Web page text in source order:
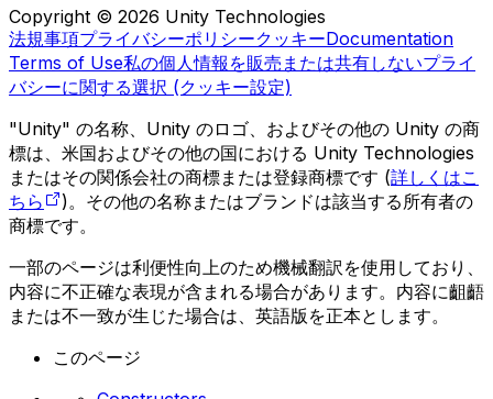
Copyright © 2026 Unity Technologies
法規事項プライバシーポリシークッキーDocumentation
Terms of Use私の個人情報を販売または共有しないプライ
バシーに関する選択 (クッキー設定)
"Unity" の名称、Unity のロゴ、およびその他の Unity の商
標は、米国およびその他の国における Unity Technologies
またはその関係会社の商標または登録商標です (詳しくはこ
ちら
)。その他の名称またはブランドは該当する所有者の
商標です。
一部のページは利便性向上のため機械翻訳を使用しており、
内容に不正確な表現が含まれる場合があります。内容に齟齬
または不一致が生じた場合は、英語版を正本とします。
このページ